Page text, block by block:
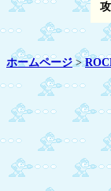
ホームページ>